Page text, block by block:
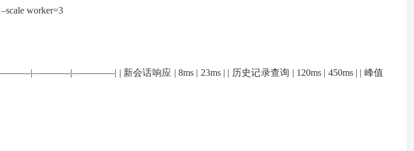
worker=3
| 新会话响应 | 8ms | 23ms | | 历史记录查询 | 120ms | 450ms | | 峰值